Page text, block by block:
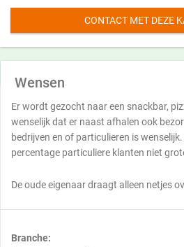
CONTACT MET DEZE
Wensen
Er wordt gezocht naar een snackbar,
wenselijk dat er naast afhalen ook
bedrijven en of particulieren is
percentage particuliere klanten niet
De oude eigenaar draagt alleen netjes
Branche: